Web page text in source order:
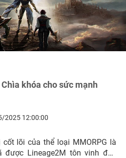
khóa cho sức mạnh
2025 12:00:00
lõi của thể loại MMORPG là
Lineage2M tôn vinh đầy